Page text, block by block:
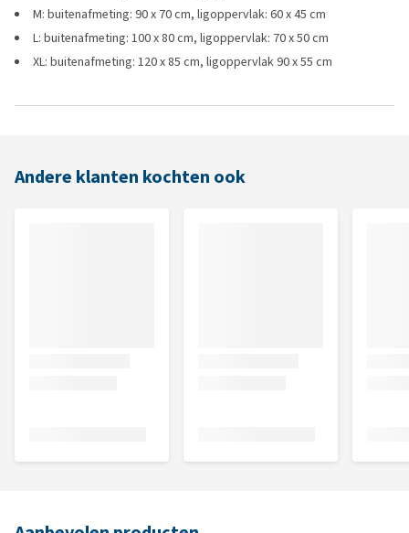
M: buitenafmeting: 90 x 70 cm, ligoppervlak: 60 x 45 cm
L: buitenafmeting: 100 x 80 cm, ligoppervlak: 70 x 50 cm
XL: buitenafmeting: 120 x 85 cm, ligoppervlak 90 x 55 cm
Andere klanten kochten ook